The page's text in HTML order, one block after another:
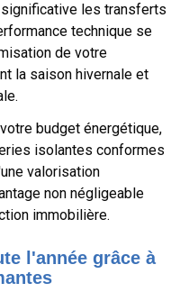
les transferts
technique se
de votre
la saison hivernale et
budget énergétique,
isolantes conformes
valorisation
non négligeable
immobilière.
l'année grâce à